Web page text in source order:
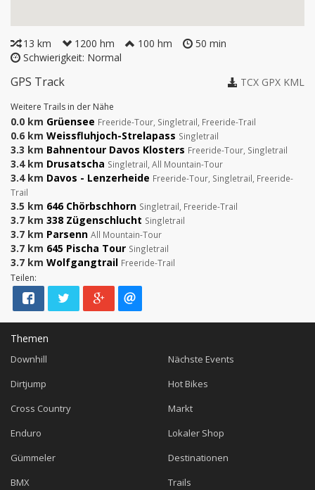
13 km 1200 hm 100 hm
50 min
Schwierigkeit: Normal
GPS Track TCX GPX KML
Weitere Trails in der Nähe
0.0 km Grüensee Freeride-Tour, Singletrail, Freeride-Trail
0.6 km Weissfluhjoch-Strelapass Singletrail
3.3 km Bahnentour Davos Klosters Freeride-Tour, Singletrail
3.4 km Drusatscha Singletrail, All Mountain-Tour
3.4 km Davos - Lenzerheide Freeride-Tour, Singletrail, Freeride-
Trail
3.5 km 646 Chörbschhorn Singletrail, Freeride-Trail
3.7 km 338 Zügenschlucht Singletrail
3.7 km Parsenn All Mountain-Tour
3.7 km 645 Pischa Tour Singletrail
3.7 km Wolfgangtrail Freeride-Trail
Teilen:
Themen
Downhill
Dirtjump
Cross Country
Enduro
Gümmeler
BMX
Nächste Events
Hot Bikes
Markt
Lokaler Shop
Destinationen
Trails